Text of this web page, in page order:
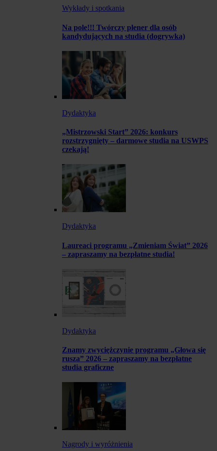
Wykłady i spotkania
Na pole!!! Twórczy plener dla osób
kandydujących na studia (dogrywka)
Dydaktyka
„Mistrzowski Start” 2026: konkurs
rozstrzygnięty – darmowe studia na USWPS
czekają!
Dydaktyka
Laureaci programu „Zmieniam Świat” 2026
– zapraszamy na bezpłatne studia!
Dydaktyka
Znamy zwyciężczynie programu „Głowa się
rusza” 2026 – zapraszamy na bezpłatne
studia graficzne
Nagrody i wyróżnienia